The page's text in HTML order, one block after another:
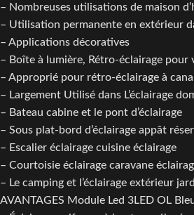
– Nombreuses utilisations de maison
– Utilisation permanente en extérieur
– Applications décoratives
– Boîte à lumière, Rétro-éclairage
– Approprié pour rétro-éclairage à
– Largement Utilisé dans L’éclairage
– Bateau cabine et le pont d’éclairage
– Sous plat-bord d’éclairage appât
– Escalier éclairage cuisine éclairage
– Courtoisie éclairage caravane
– Le camping et l’éclairage extérieur
AVANTAGES Module Led 3LED OL